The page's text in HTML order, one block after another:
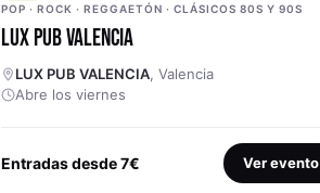
POP · ROCK · REGGAETÓN · CLÁSICOS 80S Y 90S
LUX PUB VALENCIA
LUX PUB VALENCIA, Valencia
Abre los viernes
Entradas desde 7€ Ver evento